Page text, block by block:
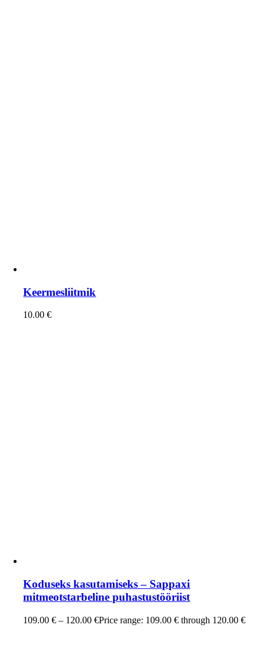
Keermesliitmik
10.00€
Koduseks kasutamiseks – Sappaxi
mitmeotstarbeline puhastustööriist
109.00€ – 120.00€Price range: 109.00 € through 120.00 €